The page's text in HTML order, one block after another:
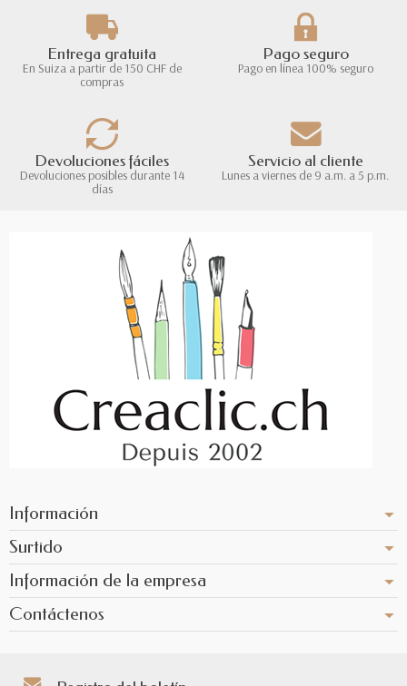
Entrega gratuita
En Suiza a partir de 150 CHF de
compras
Pago seguro
Pago en línea 100% seguro
Devoluciones fáciles
Devoluciones posibles durante 14
días
Servicio al cliente
Lunes a viernes de 9 a.m. a 5 p.m.
Información
Surtido
Información de la empresa
Contáctenos